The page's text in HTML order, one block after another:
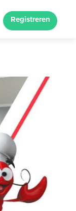
Registreren
Next